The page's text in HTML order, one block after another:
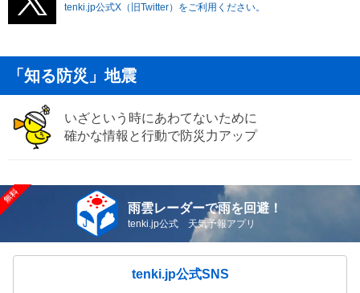
tenki.jp公式X（旧Twitter）をご利用ください。
「知る防災」地震
いざという時にあわてないために
確かな情報と行動で防災力アップ
雨雲レーダーで雨を回避！
tenki.jp公式 天気予報アプリ
tenki.jp公式SNS